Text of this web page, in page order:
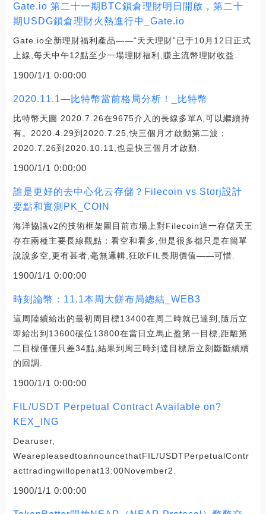
Gate.io 第二十一期BTC鎖倉理財明日開啟，第二十
期USDG鎖倉理財火熱進行中_Gate.io
Gate.io全新理財福利產品——“天天理財”已于10月12日正式
上線,每天中午12點至少一場理財福利,賺主流幣理財收益.
1900/1/1 0:00:00
2020.11.1—比特幣當前格局分析！_比特幣
比特幣天圖 2020.7.26在9675介入的長線多單A,可以繼續持
有。2020.4.29到2020.7.25,快三個月才啟動第二波；
2020.7.26到2020.10.11,也是快三個月才啟動.
1900/1/1 0:00:00
誰是更好的去中心化云存儲？Filecoin vs Storj設計
要點和實測PK_COIN
海洋協議v2的技術框架圖目前市場上對Filecoin這一存儲天王
存在兩種主要長線觀點：看空和看多,但是很多都只是在簡單
說說多空,更有甚者,毫無邏輯,狂吹FIL長期價值——可惜.
1900/1/1 0:00:00
時刻論幣：11.1本周大餅布局總結_WEB3
這周陸續給出的最初周目標13400在周二時就已達到,隨后立
即給出到13600破位13800在當日立馬止盈第一目標,距離第
二目標僅僅只差34點,結果到周三時到達目標后立刻斷斷續續
的回調.
1900/1/1 0:00:00
FIL/USDT Perpetual Contract Available on?
KEX_ING
Dearuser,
WearepleasedtoannouncethatFIL/USDTPerpetualContr
acttradingwillopenat13:00November2.
1900/1/1 0:00:00